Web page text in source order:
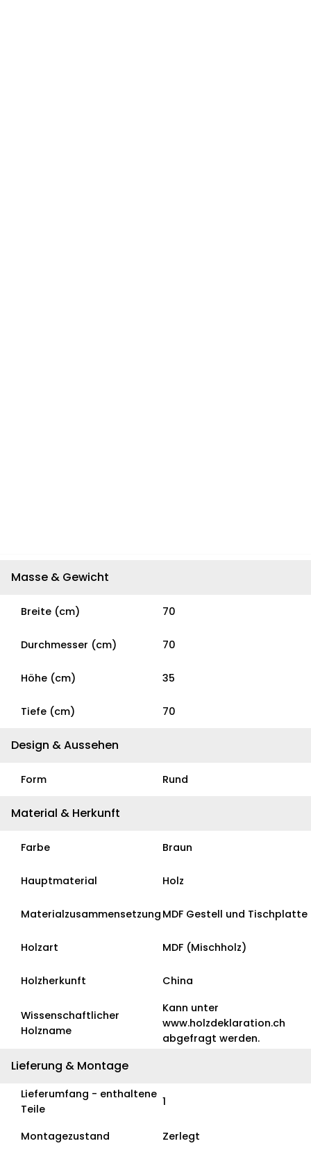
Masse & Gewicht
Breite (cm) 70
Durchmesser (cm) 70
Höhe (cm) 35
Tiefe (cm) 70
Design & Aussehen
Form Rund
Material & Herkunft
Farbe Braun
Hauptmaterial Holz
Materialzusammensetzung MDF Gestell und Tischplatte
Holzart MDF (Mischholz)
Holzherkunft China
Wissenschaftlicher
Holzname
Kann unter
www.holzdeklaration.ch
abgefragt werden.
Lieferung & Montage
Lieferumfang - enthaltene
Teile
1
Montagezustand Zerlegt